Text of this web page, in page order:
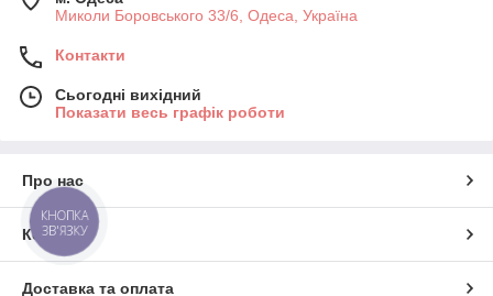
Миколи Боровського 33/6, Одеса, Україна
Контакти
Сьогодні вихідний
Показати весь графік роботи
Про нас
Контакти
Доставка та оплата
КНОПКА
ЗВ'ЯЗКУ